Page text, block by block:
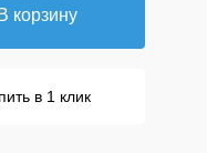
В корзину
в 1 клик